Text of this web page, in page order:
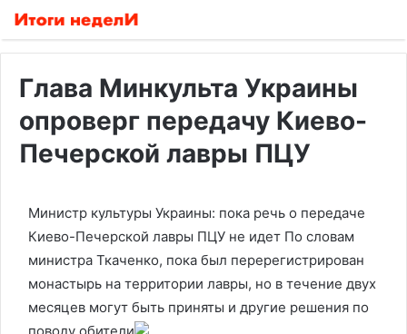
Глава Минкульта Украины
опроверг передачу Киево-
Печерской лавры ПЦУ
Министр культуры Украины: пока речь о передаче
Киево-Печерской лавры ПЦУ не идет По словам
министра Ткаченко, пока был перерегистрирован
монастырь на территории лавры, но в течение двух
месяцев могут быть приняты и другие решения по